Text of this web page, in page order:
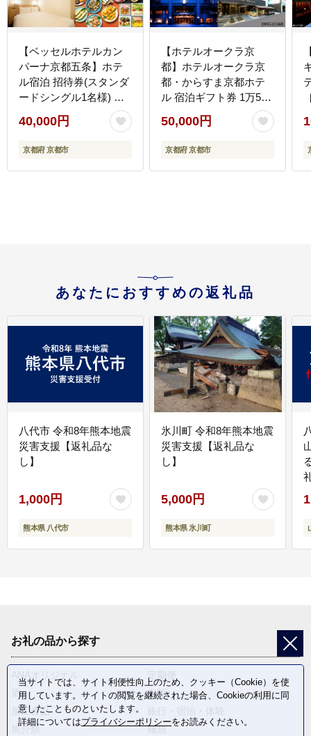
【ベッセルホテルカン
パーナ京都五条】ホテ
ル宿泊 招待券(スタンダ
ードシングル1名様) ［
京都 好立地 好アクセス
人気の和洋朝食ビュッ
フェ ホテル 宿泊券 人気
行 観光 グルメ ふるさと
40,000円
京都府 京都市
【ホテルオークラ京
都】ホテルオークラ京
都・からすま京都ホテ
ル 宿泊ギフト券 1万5千
円分（ホテルの宿泊、
レストラン等で使用
可）［ 京都 ヨーロピア
東山の眺望 ホテル 宿泊
50,000円
京都府 京都市
あなたにおすすめの返礼品
八代市 令和8年熊本地震
災害支援【返礼品な
し】
1,000円
熊本県 八代市
氷川町 令和8年熊本地震
災害支援【返礼品な
し】
5,000円
熊本県 氷川町
お礼の品から探す
酒
肉類
加工食品
魚介類
麺類
当サイトでは、サイト利便性向上のため、クッキー（Cookie）を使
用しています。サイトの閲覧を継続された場合、Cookieの利用に同
意したことものといたします。
詳細についてはプライバシーポリシーをお読みください。